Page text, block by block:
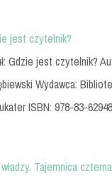
jest czytelnik?
Gdzie jest czytelnik?
Wydawca:
ISBN: 978-83-
Tajemnica